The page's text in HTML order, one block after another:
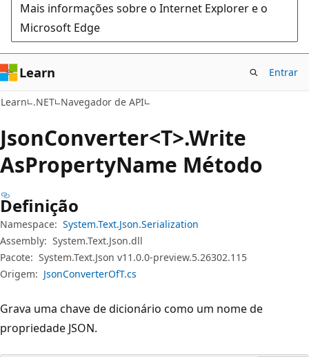
Mais informações sobre o Internet Explorer e o
Microsoft Edge
Learn Entrar
Learn .NET Navegador de API
JsonConverter<T>.Write
AsPropertyName Método
Definição
Namespace: System.Text.Json.Serialization
Assembly: System.Text.Json.dll
Pacote: System.Text.Json v11.0.0-preview.5.26302.115
Origem: JsonConverterOfT.cs
Grava uma chave de dicionário como um nome de
propriedade JSON.